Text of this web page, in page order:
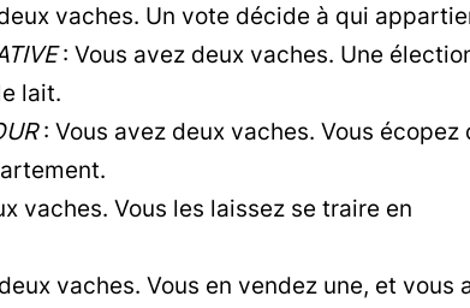
vaches. Un vote décide à qui
: Vous avez deux vaches. Une
lait.
: Vous avez deux vaches. Vous écopez
vaches. Vous les laissez se traire en
vaches. Vous en vendez une, et vous